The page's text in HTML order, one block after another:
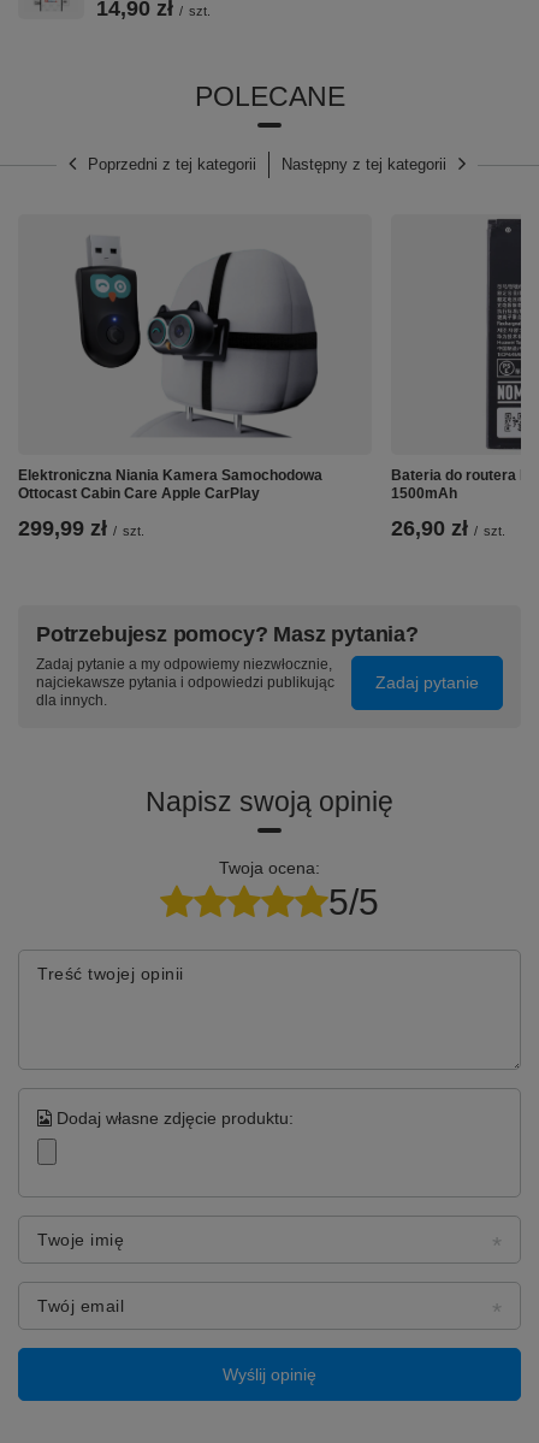
14,90 zł / szt.
POLECANE
Poprzedni z tej kategorii Następny z tej kategorii
Elektroniczna Niania Kamera Samochodowa
Ottocast Cabin Care Apple CarPlay
299,99 zł / szt.
Bateria do routera
1500mAh
26,90 zł / szt.
Potrzebujesz pomocy? Masz pytania?
Zadaj pytanie a my odpowiemy niezwłocznie,
najciekawsze pytania i odpowiedzi publikując
dla innych.
Zadaj pytanie
Napisz swoją opinię
Twoja ocena:
5/5
Treść twojej opinii
Dodaj własne zdjęcie produktu:
Twoje imię
Twój email
Wyślij opinię